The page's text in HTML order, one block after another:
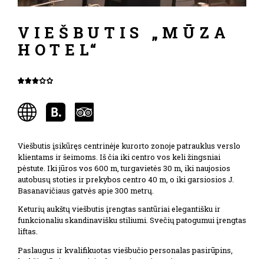
VIEŠBUTIS „MŪZA
HOTEL“
Viešbutis įsikūręs centrinėje kurorto zonoje patrauklus verslo
klientams ir šeimoms. Iš čia iki centro vos keli žingsniai
pėstute. Iki jūros vos 600 m, turgavietės 30 m, iki naujosios
autobusų stoties ir prekybos centro 40 m, o iki garsiosios J.
Basanavičiaus gatvės apie 300 metrų.
Keturių aukštų viešbutis įrengtas santūriai elegantišku ir
funkcionaliu skandinavišku stiliumi. Svečių patogumui įrengtas
liftas.
Paslaugus ir kvalifikuotas viešbučio personalas pasirūpins,